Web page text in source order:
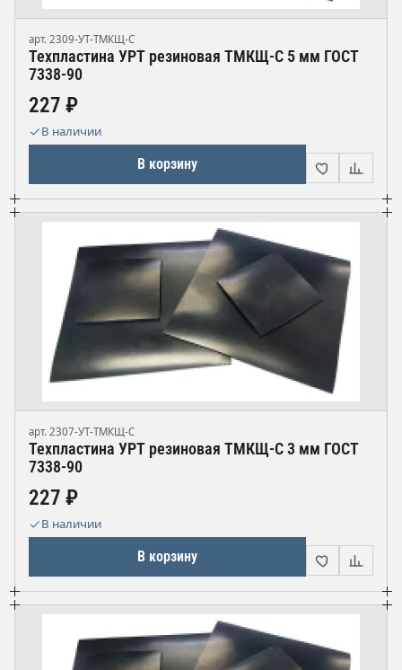
арт. 2309-УТ-ТМКЩ-С
Техпластина УРТ резиновая ТМКЩ-С 5 мм ГОСТ
7338-90
227 ₽
В наличии
В корзину
арт. 2307-УТ-ТМКЩ-С
Техпластина УРТ резиновая ТМКЩ-С 3 мм ГОСТ
7338-90
227 ₽
В наличии
В корзину